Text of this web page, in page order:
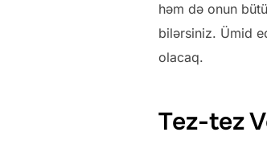
həm də onun
bilərsiniz. Ümid
olacaq.
Tez-tez